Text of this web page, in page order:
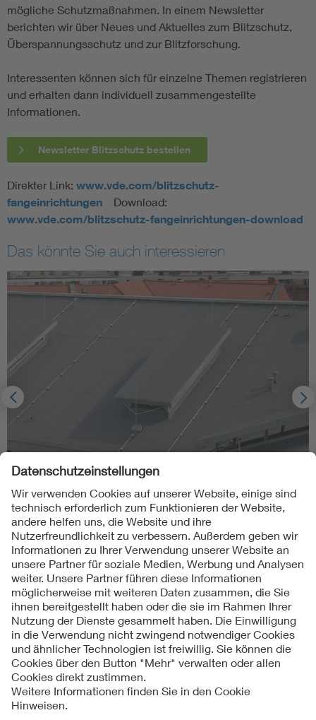
mögliche Schutzmaßnahmen. In einem Newsletter
berichten wir über Neues und Aktuelles zum Blitzschutz,
Überspannungsschutz und zur Blitzforschung.
Interessenten können sich für einzelne Themen registrieren
und erhalten dann individuell zusammengestellte
Informationen.
Newsletter Blitzschutz bestellen
Direkter Link: www.vde.com/blitzschutz-
fangeinrichtungen
Download:
www.vde.com/blitzschutz-fangeinrichtungen-download
Das könnte Sie auch interessieren
Mehr erfahren
Erdungsanlagen im Blitzschutz
Kontakt
Impressum